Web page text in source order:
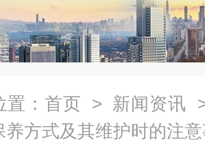
： 首页 > 新闻资讯
养方式及其维护时的注